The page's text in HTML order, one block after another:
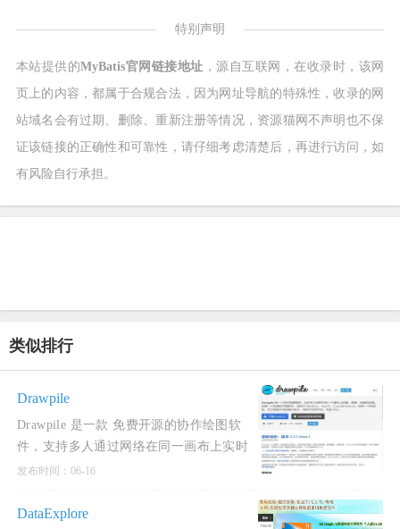
特别声明
本站提供的MyBatis官网链接地址 ，源自互联网，在收录时，该网
页上的内容，都属于合规合法，因为网址导航的特殊性，收录的网
站域名会有过期、删除、重新注册等情况，资源猫网不声明也不保
证该链接的正确性和可靠性，请仔细考虑清楚后，再进行访问，如
有风险自行承担。
类似排行
Drawpile
Drawpile 是一款 免费开源的协作绘图软
件，支持多人通过网络在同一画布上实时
共同创作。它兼具传统绘图工具与实时协
发布时间：06-16
DataExplore